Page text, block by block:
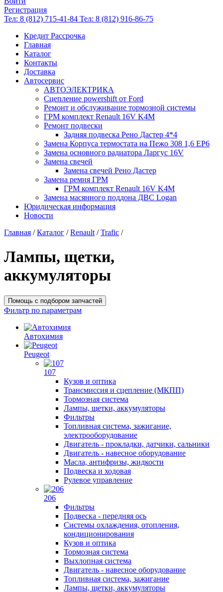
Регистрация
Тел: 8 (812) 715-41-84 Тел: 8 (812) 916-86-75
Кредит Рассрочка
Главная
Каталог
Контакты
Доставка
Автосервис
АВТОЭЛЕКТРИКА
Сцепление powershift от Ford
Ремонт и обслуживание тормозной системы
ГРМ комплект Renault 16V K4M
Ремонт подвески
Задняя подвеска Рено Дастер 4*4
Замена Корпуса термостата на Пежо 308 1,6 EP6
Замена основного радиатора Ларгус 16V
Замена свечей
Замена свечей Рено Дастер
Замена ремня ГРМ
ГРМ комплект Renault 16V K4M
Замена масянного поддона ДВС Logan
Юридическая информация
Новости
Главная / Каталог / Renault / Trafic /
Лампы, щетки,
аккумуляторы
Помощь с подбором запчастей
Фильтр по параметрам
Автохимия
Peugeot
107
Кузов и оптика
Трансмиссия и сцепление (МКПП)
Тормозная система
Лампы, щетки, аккумуляторы
Фильтры
Топливная система, зажигание,
электрооборудование
Двигатель - прокладки, датчики, сальники
Двигатель - навесное оборудование
Масла, антифризы, жидкости
Подвеска и ходовая
Рулевое управление
206
Фильтры
Подвеска - передняя ось
Системы охлаждения, отопления,
кондиционирования
Кузов и оптика
Тормозная система
Выхлопная система
Двигатель - навесное оборудование
Топливная система, зажигание
Лампы, щетки, аккумуляторы